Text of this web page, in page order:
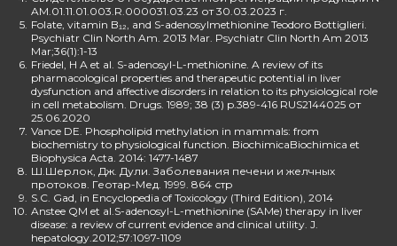
AM.01.11.01.003.R.000031.03.23 от 30.03.2023 г.
5. Folate, vitamin B₁₂, and S-adenosylmethionine Teodoro Bottiglieri.
Psychiatr Clin North Am. 2013 Mar. Psychiatr Clin North Am 2013
Mar;36(1):1-13
6. Friedel, H A et al. S-adenosyl-L-methionine. A review of its
pharmacological properties and therapeutic potential in liver
dysfunction and affective disorders in relation to its physiological role
in cell metabolism. Drugs. 1989; 38 (3) p.389-416 RUS2144025 от
25.06.2020
7. Vance DE. Phospholipid methylation in mammals: from
biochemistry to physiological function. BiochimicaBiochimica et
Biophysica Acta. 2014: 1477-1487
8. Ш.Шерлок, Дж. Дули. Заболевания печени и желчных
протоков. Геотар-Мед. 1999. 864 стр
9. S.C. Gad, in Encyclopedia of Toxicology (Third Edition), 2014
10. Anstee QM et al.S-adenosyl-L-methionine (SAMe) therapy in liver
disease: a review of current evidence and clinical utility. J.
hepatology.2012;57:1097-1109